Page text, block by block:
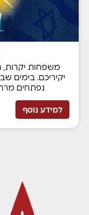
משפחות יקרות,
יקיריכם. בימים
נפתחים
למידע נוסף